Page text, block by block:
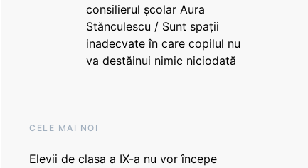
consilierul școlar Aura
Stănculescu / Sunt spații
inadecvate în care copilul nu
va destăinui nimic niciodată
CELE MAI NOI
Elevii de clasa a IX-a nu vor începe